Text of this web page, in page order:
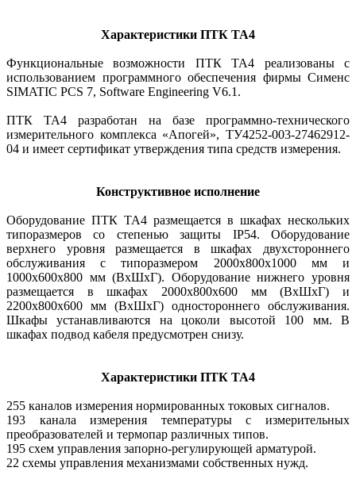
Характеристики ПТК ТА4
Функциональные возможности ПТК ТА4 реализованы с
использованием программного обеспечения фирмы Сименс
SIMATIC PCS 7, Software Engineering V6.1.
ПТК ТА4 разработан на базе программно-технического
измерительного комплекса «Апогей», ТУ4252-003-27462912-
04 и имеет сертификат утверждения типа средств измерения.
Конструктивное исполнение
Оборудование ПТК ТА4 размещается в шкафах нескольких
типоразмеров со степенью защиты IP54. Оборудование
верхнего уровня размещается в шкафах двухстороннего
обслуживания с типоразмером 2000х800х1000 мм и
1000х600х800 мм (ВхШхГ). Оборудование нижнего уровня
размещается в шкафах 2000х800х600 мм (ВхШхГ) и
2200х800х600 мм (ВхШхГ) одностороннего обслуживания.
Шкафы устанавливаются на цоколи высотой 100 мм. В
шкафах подвод кабеля предусмот­рен снизу.
Характеристики ПТК ТА4
255 каналов измерения нормированных токовых сигналов.
193 канала измерения температуры с измерительных
преобразователей и термопар различных типов.
195 схем управления запорно-регулирующей арматурой.
22 схемы управления механизмами собственных нужд.